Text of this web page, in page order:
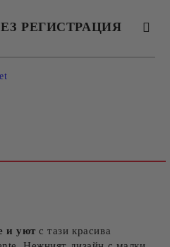
РЕГИСТРАЦИЯ
и уют с тази красива